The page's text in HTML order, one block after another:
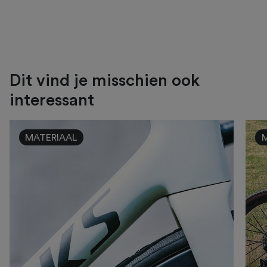
Dit vind je misschien ook
interessant
MATERIAAL